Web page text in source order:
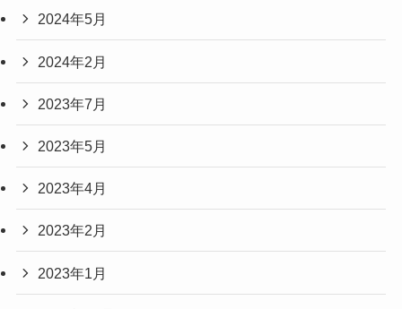
2024年5月
2024年2月
2023年7月
2023年5月
2023年4月
2023年2月
2023年1月